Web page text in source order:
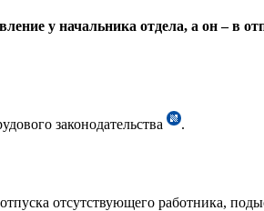
у начальника отдела, а он – в
законодательства
.
отсутствующего работника,